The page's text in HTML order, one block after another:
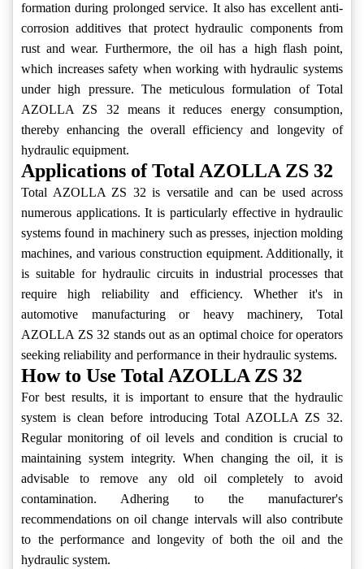
formation during prolonged service. It also has excellent anti-
corrosion additives that protect hydraulic components from
rust and wear. Furthermore, the oil has a high flash point,
which increases safety when working with hydraulic systems
under high pressure. The meticulous formulation of Total
AZOLLA ZS 32 means it reduces energy consumption,
thereby enhancing the overall efficiency and longevity of
hydraulic equipment.
Applications of Total AZOLLA ZS 32
Total AZOLLA ZS 32 is versatile and can be used across
numerous applications. It is particularly effective in hydraulic
systems found in machinery such as presses, injection molding
machines, and various construction equipment. Additionally, it
is suitable for hydraulic circuits in industrial processes that
require high reliability and efficiency. Whether it's in
automotive manufacturing or heavy machinery, Total
AZOLLA ZS 32 stands out as an optimal choice for operators
seeking reliability and performance in their hydraulic systems.
How to Use Total AZOLLA ZS 32
For best results, it is important to ensure that the hydraulic
system is clean before introducing Total AZOLLA ZS 32.
Regular monitoring of oil levels and condition is crucial to
maintaining system integrity. When changing the oil, it is
advisable to remove any old oil completely to avoid
contamination. Adhering to the manufacturer's
recommendations on oil change intervals will also contribute
to the performance and longevity of both the oil and the
hydraulic system.